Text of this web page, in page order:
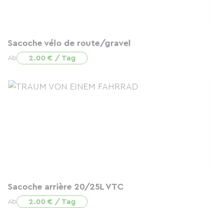
Sacoche vélo de route/gravel
Ab 2.00 € / Tag
Sacoche arrière 20/25L VTC
Ab 2.00 € / Tag